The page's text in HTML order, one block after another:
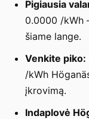
Pigiausia
0.0000 /kWh
šiame lange.
Venkite piko:
/kWh
įkrovimą.
Indaplovė